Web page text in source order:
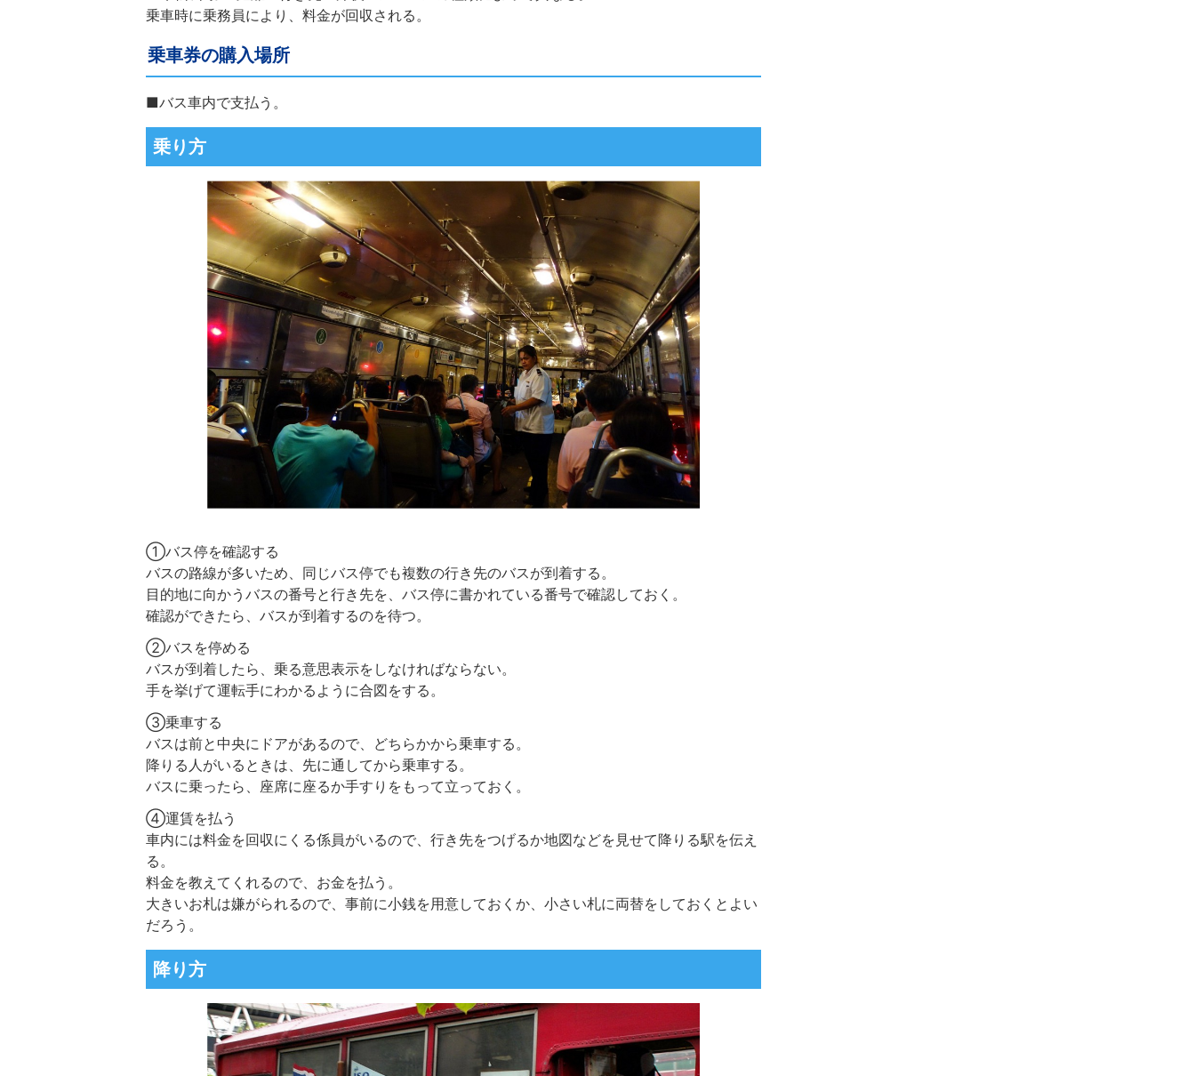
乗車時に乗務員により、料金が回収される。
乗車券の購入場所
■バス車内で支払う。
乗り方
①バス停を確認する
バスの路線が多いため、同じバス停でも複数の行き先のバスが到着する。
目的地に向かうバスの番号と行き先を、バス停に書かれている番号で確認しておく。
確認ができたら、バスが到着するのを待つ。
②バスを停める
バスが到着したら、乗る意思表示をしなければならない。
手を挙げて運転手にわかるように合図をする。
③乗車する
バスは前と中央にドアがあるので、どちらかから乗車する。
降りる人がいるときは、先に通してから乗車する。
バスに乗ったら、座席に座るか手すりをもって立っておく。
④運賃を払う
車内には料金を回収にくる係員がいるので、行き先をつげるか地図などを見せて降りる駅を伝え
る。
料金を教えてくれるので、お金を払う。
大きいお札は嫌がられるので、事前に小銭を用意しておくか、小さい札に両替をしておくとよい
だろう。
降り方